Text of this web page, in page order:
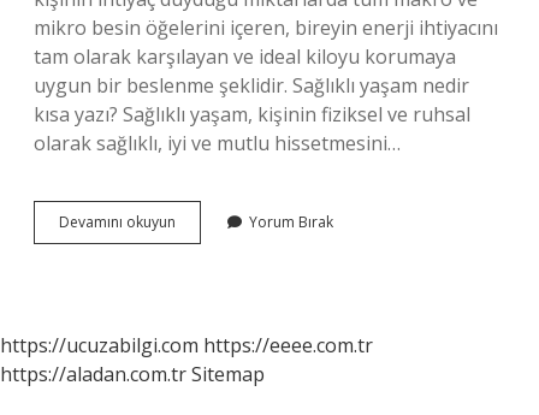
mikro besin öğelerini içeren, bireyin enerji ihtiyacını
tam olarak karşılayan ve ideal kiloyu korumaya
uygun bir beslenme şeklidir. Sağlıklı yaşam nedir
kısa yazı? Sağlıklı yaşam, kişinin fiziksel ve ruhsal
olarak sağlıklı, iyi ve mutlu hissetmesini…
Devamını okuyun
Yaşamın
Yorum Bırak
https://ucuzabilgi.com https://eeee.com.tr
https://aladan.com.trSitemap